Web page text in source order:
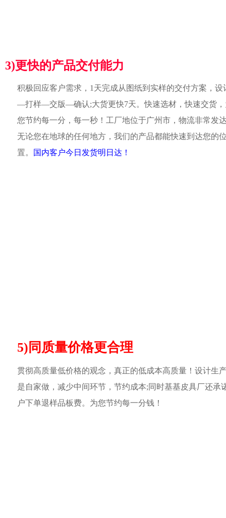
3)更快的产品交付能力
积极回应客户需求，1天完成从图纸到实样的交付方案，设
—打样—交版—确认;大货更快7天。快速选材，快速交货
您节约每一分，每一秒！工厂地位于广州市，物流非常发
无论您在地球的任何地方，我们的产品都能快速到达您的
置。
国内客户今日发货明日达！
5)同质量价格更合理
贯彻高质量低价格的观念，真正的低成本高质量！设计生
是自家做，减少中间环节，节约成本;同时基基皮具厂还承
户下单退样品板费。为您节约每一分钱！